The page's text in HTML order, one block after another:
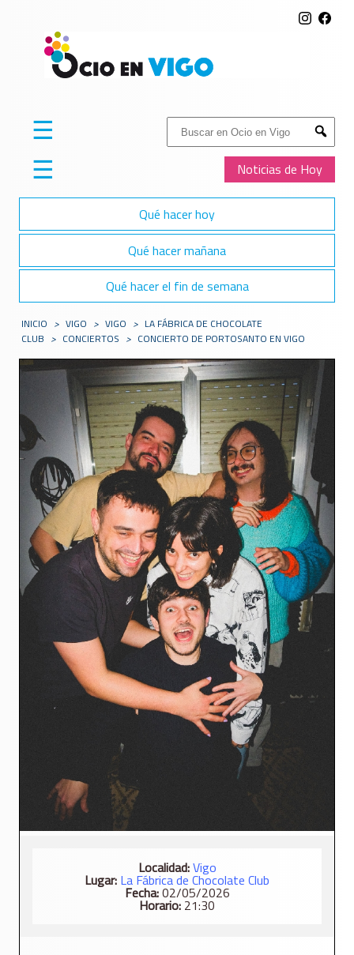
Buscar:
Submit
Noticias de Hoy
☰
☰
Qué hacer hoy
Qué hacer mañana
Qué hacer el fin de semana
INICIO > VIGO > VIGO > LA FÁBRICA DE CHOCOLATE
CLUB > CONCIERTOS > CONCIERTO DE PORTOSANTO EN VIGO
Localidad:Vigo
Lugar: La Fábrica de Chocolate Club
Fecha:02/05/2026
Horario: 21:30